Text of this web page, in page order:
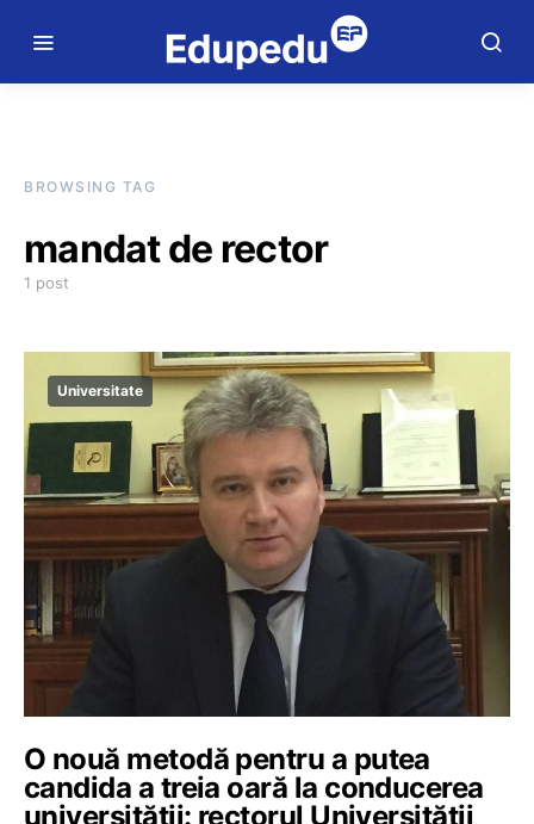
BROWSING TAG
mandat de rector
1 post
Universitate
O nouă metodă pentru a putea
candida a treia oară la conducerea
universității: rectorul Universității